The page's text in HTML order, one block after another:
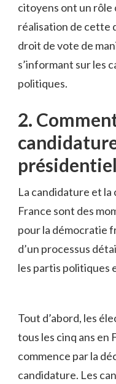
citoyens ont un rôle
réalisation ‌de cette
droit de⁤ vote ‍de
s’informant sur les‍
politiques.
2.
La candidature et‌
⁣France⁢ sont des
pour‍ la ⁢démocratie
d’un processus
les ⁤partis ⁣politiques
Tout d’abord, les
tous ⁣les cinq ans ‍en‌
commence par la
candidature. Les